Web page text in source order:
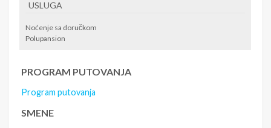
USLUGA
Noćenje sa doručkom
Polupansion
PROGRAM PUTOVANJA
Program putovanja
SMENE